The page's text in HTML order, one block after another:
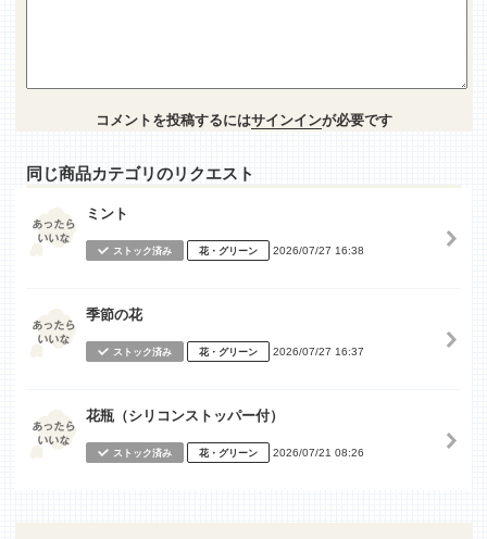
コメントを投稿するにはサインインが必要です
同じ商品カテゴリのリクエスト
ミント
ストック済み 花・グリーン 2026/07/27 16:38
季節の花
ストック済み 花・グリーン 2026/07/27 16:37
花瓶（シリコンストッパー付）
ストック済み 花・グリーン 2026/07/21 08:26